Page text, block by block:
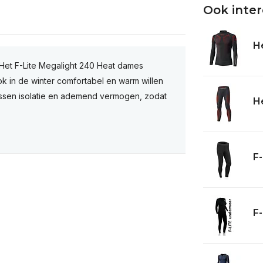
F-Lite Megalight 240 Heat dames
in de winter comfortabel en warm willen
isolatie en ademend vermogen, zodat
Ook